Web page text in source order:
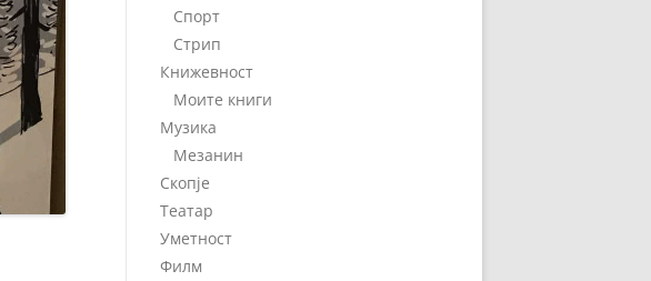
Спорт
Стрип
Книжевност
Моите книги
Музика
Мезанин
Скопје
Театар
Уметност
Филм